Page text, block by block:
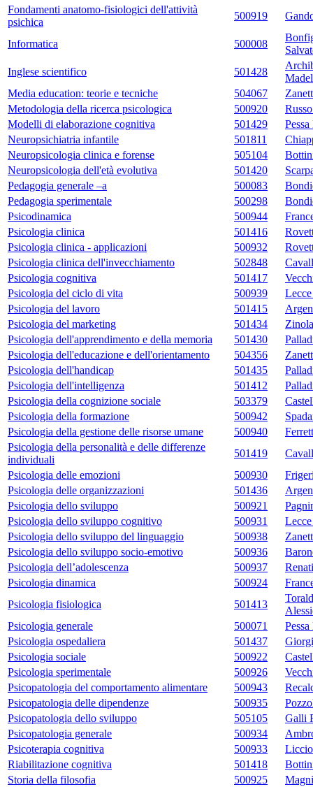
Fondamenti anatomo-fisiologici dell'attività
psichica
500919
Informatica 500008
Inglese scientifico
501428
Media education: teorie e tecniche
504067
Metodologia della ricerca psicologica
500920
Modelli di elaborazione cognitiva
501429
Neuropsichiatria infantile
501811
Neuropsicologia clinica e forense
505104
Neuropsicologia dell'età evolutiva
501420
Pedagogia generale –a
500083
Pedagogia sperimentale
500298
Psicodinamica
500944
Psicologia clinica
501416
Psicologia clinica - applicazioni
500932
Psicologia clinica dell'invecchiamento
502848
Psicologia cognitiva
501417
Psicologia del ciclo di vita
500939
Psicologia del lavoro
501415
Psicologia del marketing
501434
Psicologia dell'apprendimento e della memoria
501430
Psicologia dell'educazione e dell'orientamento
504356
Psicologia dell'handicap
501435
Psicologia dell'intelligenza
501412
Psicologia della cognizione sociale
503379
Psicologia della formazione
500942
Psicologia della gestione delle risorse umane
500940
Psicologia della personalità e delle differenze
individuali
501419
Psicologia delle emozioni
500930
Psicologia delle organizzazioni
501436
Psicologia dello sviluppo
500921
Psicologia dello sviluppo cognitivo
500931
Psicologia dello sviluppo del linguaggio
500938
Psicologia dello sviluppo socio-emotivo
500936
Psicologia dell’adolescenza
500937
Psicologia dinamica
500924
Psicologia fisiologica
501413
Psicologia generale
500071
Psicologia ospedaliera
501437
Psicologia sociale
500922
Psicologia sperimentale
500926
Psicopatologia del comportamento alimentare
500943
Psicopatologia delle dipendenze
500935
Psicopatologia dello sviluppo
505105
Galli
Psicopatologia generale
500934
Psicoterapia cognitiva
500933
Riabilitazione cognitiva
501418
Storia della filosofia
500925